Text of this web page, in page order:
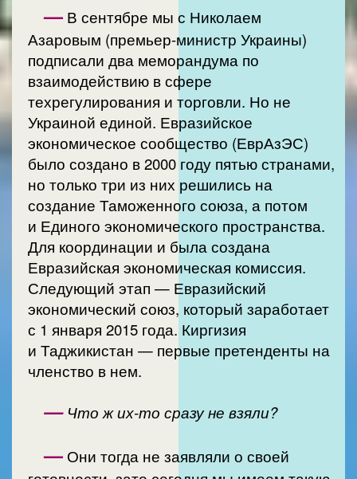
— В сентябре мы с Николаем
Азаровым (премьер-министр Украины)
подписали два меморандума по
взаимодействию в сфере
техрегулирования и торговли. Но не
Украиной единой. Евразийское
экономическое сообщество (ЕврАзЭС)
было создано в 2000 году пятью странами,
но только три из них решились на
создание Таможенного союза, а потом
и Единого экономического пространства.
Для координации и была создана
Евразийская экономическая комиссия.
Следующий этап — Евразийский
экономический союз, который заработает
с 1 января 2015 года. Киргизия
и Таджикистан — первые претенденты на
членство в нем.
—Что ж их-то сразу не взяли?
— Они тогда не заявляли о своей